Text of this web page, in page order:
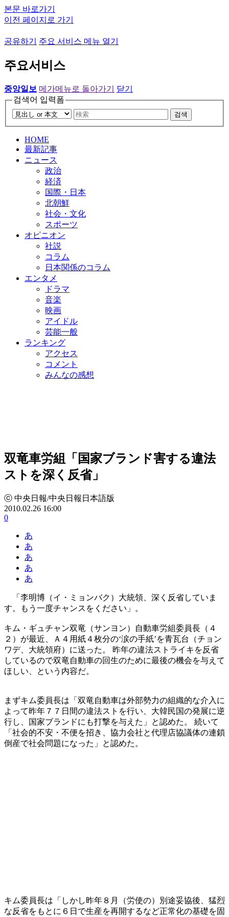
본문 바로가기
이전 페이지로 가기
공유하기 주요 서비스 메뉴 열기
주요서비스
중앙일보 메가메뉴로 돌아가기
닫기
검색어 입력폼
검색
HOME
最新記事
ニュース
政治
経済
国際・日本
北朝鮮
社会・文化
スポーツ
オピニオン
社説
コラム
日本関係のコラム
エンタメ
ドラマ
音楽
映画
アイドル
芸能一般
ランキング
アクセス
コメント
みんなの感想
双竜車労組「国家ブランド害する違法
ストを深く反省」
ⓒ 中央日報/中央日報日本語版
2010.02.26 16:00
0
あ
あ
あ
あ
あ
「李明博（イ・ミョンバク）大統領、深く反省していま
す。もう一度チャンスをください」。
キム・ギュチャン双竜（サンヨン）自動車労組委員長（４
２）が最近、Ａ４用紙４枚分の‘涙の手紙’を青瓦台（チョン
ワデ、大統領府）に送った。 昨年の違法ストライキを反省
しているので双竜自動車の回生のために最後の機会を与えて
ほしい、という内容だ。
まずキム委員長は「双竜自動車は外部勢力の組織的な介入に
よって昨年７７日間の違法ストを行い、大韓民国の発展に逆
行し、国家ブランドにも打撃を与えた」と認めた。 続いて
「社会的不安・不便を招き、協力会社と代理店協議体の連鎖
倒産で社会問題になった」と認めた。
キム委員長は「しかし昨年８月（労使の）別途妥協後、猛烈
な反省をもとに６日で生産を再開するなど正常化の基礎を固